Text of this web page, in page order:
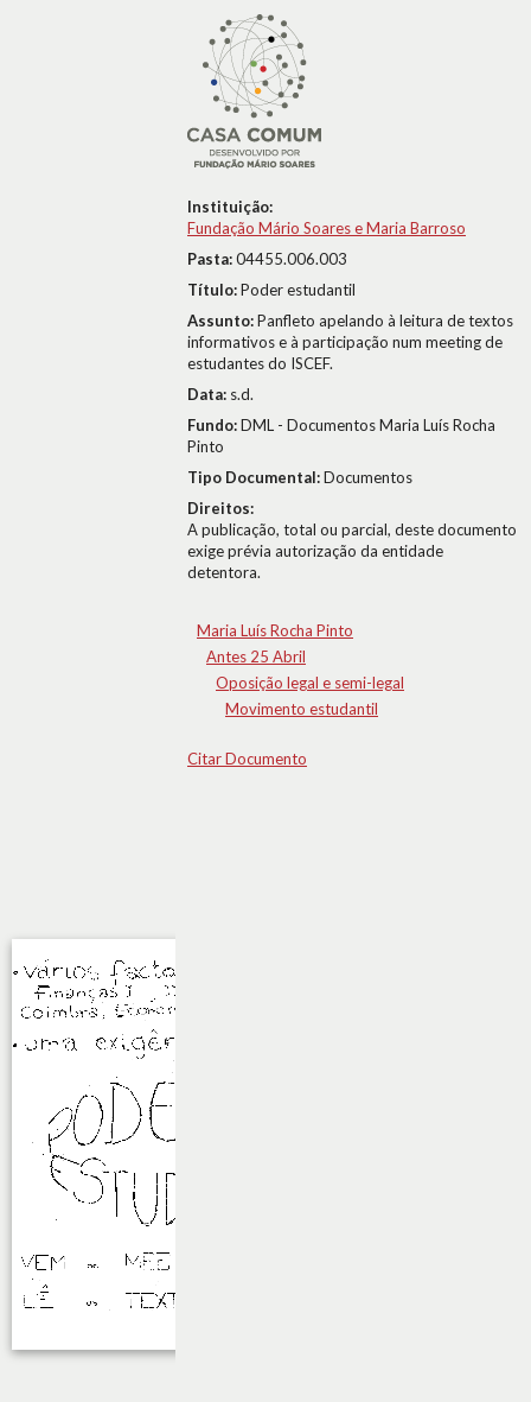
Instituição:
Fundação Mário Soares e Maria Barroso
Pasta:04455.006.003
Título:Poder estudantil
Assunto:Panfleto apelando à leitura de textos
informativos e à participação num meeting de
estudantes do ISCEF.
Data: s.d.
Fundo:DML - Documentos Maria Luís Rocha
Pinto
Tipo Documental:Documentos
Direitos:
A publicação, total ou parcial, deste documento
exige prévia autorização da entidade
detentora.
Maria Luís Rocha Pinto
Antes 25 Abril
Oposição legal e semi-legal
Movimento estudantil
Citar Documento